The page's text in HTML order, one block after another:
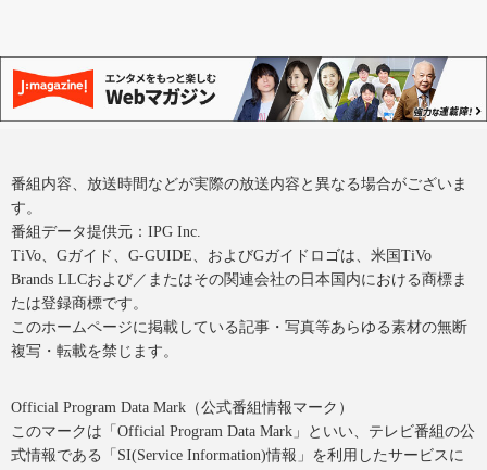
番組内容、放送時間などが実際の放送内容と異なる場合がございま
す。
番組データ提供元：IPG Inc.
TiVo、Gガイド、G-GUIDE、およびGガイドロゴは、米国TiVo
Brands LLCおよび／またはその関連会社の日本国内における商標ま
たは登録商標です。
このホームページに掲載している記事・写真等あらゆる素材の無断
複写・転載を禁じます。
Official Program Data Mark（公式番組情報マーク）
このマークは「Official Program Data Mark」といい、テレビ番組の公
式情報である「SI(Service Information)情報」を利用したサービスに